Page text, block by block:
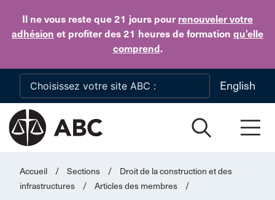
Il ne vous reste que 21 jours pour renouveler votre
adhésion et profiter des 21 heures de formation qu’elle
comprend.
Skip to main content
English
Accueil / Sections /
Droit de la construction et des
infrastructures
/ Articles des membres /